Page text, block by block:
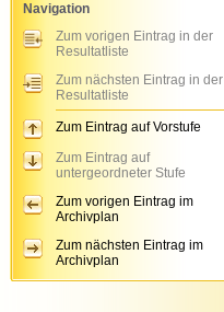
Navigation
Zum vorigen Eintrag in der
Resultatliste
Zum nächsten Eintrag in der
Resultatliste
Zum Eintrag auf Vorstufe
Zum Eintrag auf
untergeordneter Stufe
Zum vorigen Eintrag im
Archivplan
Zum nächsten Eintrag im
Archivplan